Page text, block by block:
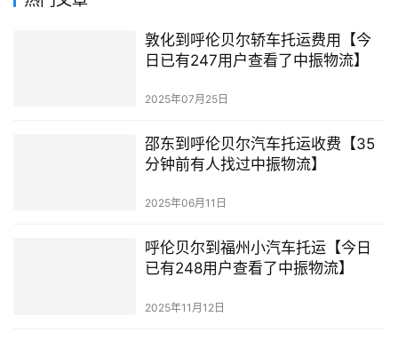
敦化到呼伦贝尔轿车托运费用【今
日已有247用户查看了中振物流】
2025年07月25日
邵东到呼伦贝尔汽车托运收费【35
分钟前有人找过中振物流】
2025年06月11日
呼伦贝尔到福州小汽车托运【今日
已有248用户查看了中振物流】
2025年11月12日